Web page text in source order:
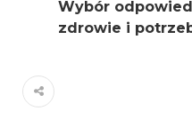
Wybór
zdrowie i